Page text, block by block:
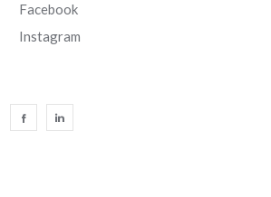
Facebook
Instagram